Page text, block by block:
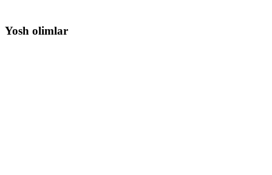
Yosh olimlar